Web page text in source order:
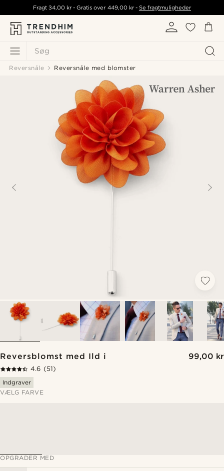
Søg
Fragt34,00 kr - Gratis over 449,00 kr- Se fragtmuligheder
Reversnåle Reversnåle med blomster
Reversblomst med Ild i 99,00 kr
4.6 (51)
Indgraver
VÆLG FARVE
OPGRADER MED